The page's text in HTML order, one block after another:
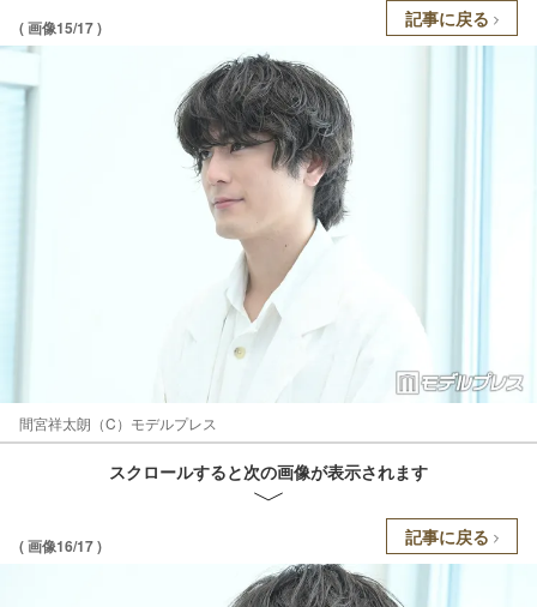
( 画像15/17 ) 記事に戻る
間宮祥太朗（C）モデルプレス
スクロールすると次の画像が表示されます
( 画像16/17 ) 記事に戻る